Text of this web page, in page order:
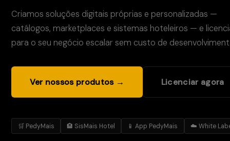
Criamos soluções digitais próprias e personalizadas —
catálogos, marketplaces e sistemas hoteleiros — e
para o seu negócio escalar sem custo de
Ver nossos produtos → Licenciar agora
🛒 PedyMais 🏨 SisMais Hotel 📱 App PedyMais ☁️ White